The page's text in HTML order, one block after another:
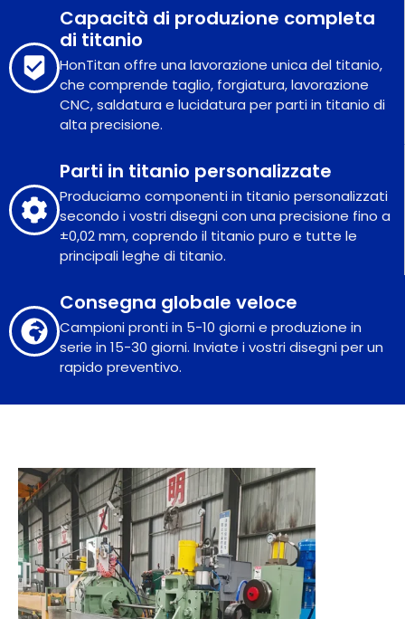
Capacità di produzione completa
di titanio
HonTitan offre una lavorazione unica del titanio,
che comprende taglio, forgiatura, lavorazione
CNC, saldatura e lucidatura per parti in titanio di
alta precisione.
Parti in titanio personalizzate
Produciamo componenti in titanio personalizzati
secondo i vostri disegni con una precisione fino a
±0,02 mm, coprendo il titanio puro e tutte le
principali leghe di titanio.
Consegna globale veloce
Campioni pronti in 5-10 giorni e produzione in
serie in 15-30 giorni. Inviate i vostri disegni per un
rapido preventivo.